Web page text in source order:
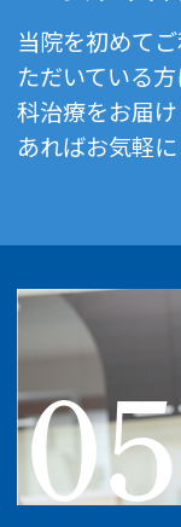
当院を初めて
ただいている
科治療をお届
あればお気軽
05